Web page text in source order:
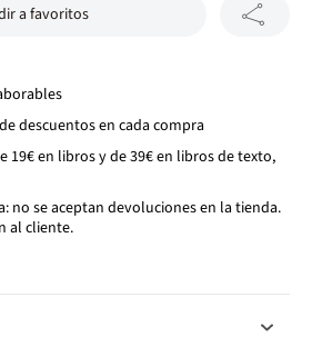
a favoritos
descuentos en cada compra
19€ en libros y de 39€ en libros de texto,
no se aceptan devoluciones en la tienda.
al cliente.